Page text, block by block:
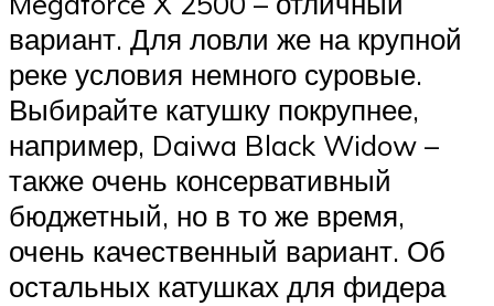
вариант. Для ловли же на крупной
реке условия немного суровые.
Выбирайте катушку покрупнее,
например, Daiwa Black Widow –
также очень консервативный
бюджетный, но в то же время,
очень качественный вариант. Об
остальных катушках для фидера